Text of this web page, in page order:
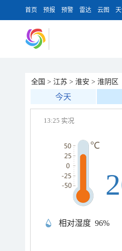
首页 预报 预警 雷达 云图
全国 > 江苏 > 淮安 > 淮阴区
今天
13:25 实况
相对湿度 96%